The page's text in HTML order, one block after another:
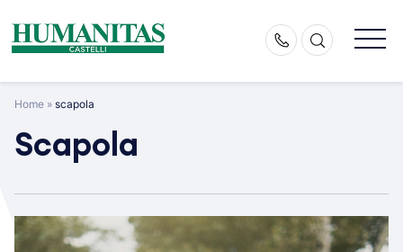
content
Home » scapola
Scapola